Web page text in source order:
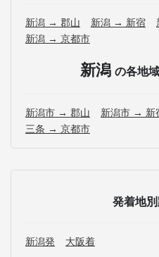
新潟 → 郡山 新潟 → 新宿
新潟 → 京都市
新潟 の各地
新潟市 → 郡山 新潟市 → 新
三条 → 京都市
発着地
新潟発 大阪着